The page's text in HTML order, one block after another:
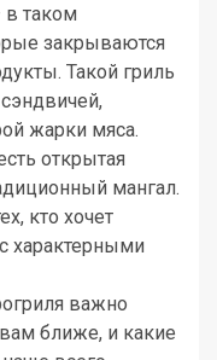
в таком
закрываются
Такой гриль
жарки мяса.
открытая
мангал.
кто хочет
характерными
важно
ближе, и какие